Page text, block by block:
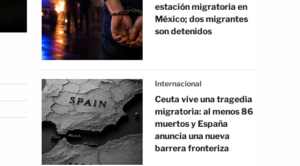
estación migratoria en
México; dos migrantes
son detenidos
Internacional
Ceuta vive una tragedia
migratoria: al menos 86
muertos y España
anuncia una nueva
barrera fronteriza